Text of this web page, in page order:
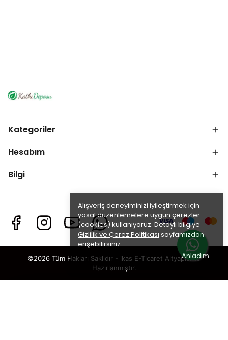
Alışveriş deneyiminizi iyileştirmek için
yasal düzenlemelere uygun çerezler
(cookies) kullanıyoruz. Detaylı bilgiye
Gizlilik ve Çerez Politikası sayfamızdan
erişebilirsiniz.
Anladım
Kategoriler
Hesabım
Bilgi
©2026 Tüm Hakları Saklıdır - ikas E-Ticaret Altyapısı ile
Hazırlanmıştır.